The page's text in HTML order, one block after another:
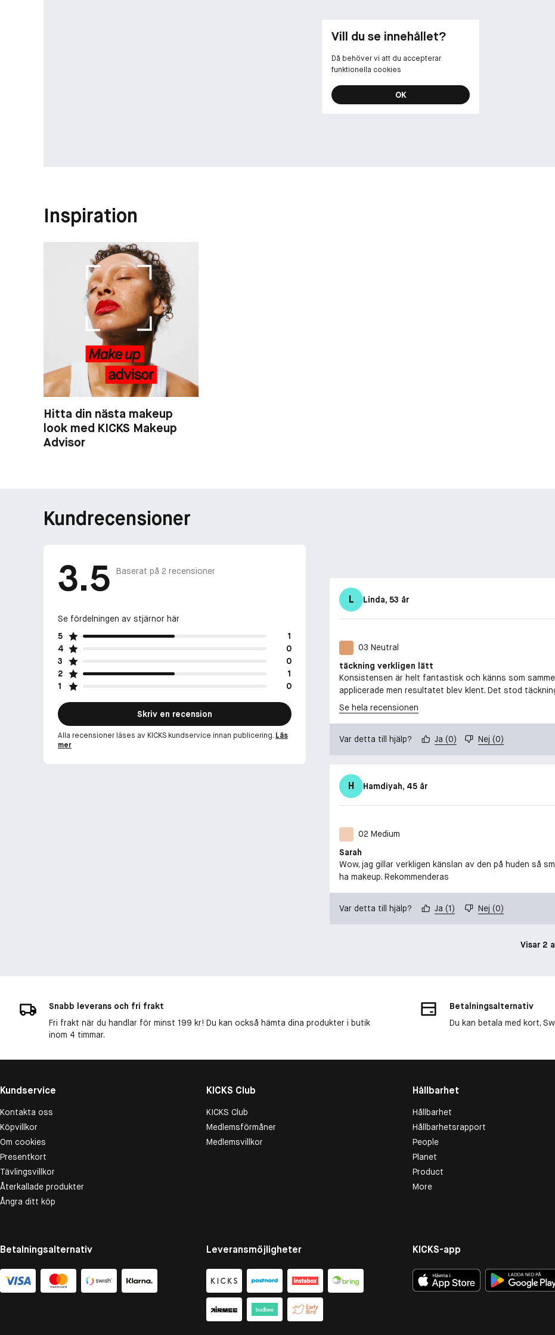
Vill du se innehållet?
Då behöver vi att du accepterar
funktionella cookies
OK
Inspiration
Hitta din nästa makeup
look med KICKS Makeup
Advisor
Kundrecensioner
3.5 Baserat på 2 recensioner
Se fördelningen av stjärnor här
5
1
4
0
3
0
2
1
1
0
Skriv en recension
Alla recensioner läses av KICKS kundservice innan publicering. Läs
mer
L Linda, 53 år
03 Neutral
täckning verkligen lätt
Konsistensen är helt fantastisk och känns som
applicerade men resultatet blev klent. Det stod
Se hela recensionen
Var detta till hjälp? Ja (0) Nej (0)
H Hamdiyah, 45 år
02 Medium
Sarah
Wow, jag gillar verkligen känslan av den på huden så
ha makeup. Rekommenderas
Var detta till hjälp? Ja (1) Nej (0)
Visar 2
Snabb leverans och fri frakt
Fri frakt när du handlar för minst 199 kr! Du kan också hämta dina produkter i butik
inom 4 timmar.
Betalningsalternativ
Du kan betala med kort,
Kundservice
Kontakta oss
Köpvillkor
Om cookies
Presentkort
Tävlingsvillkor
Återkallade produkter
Ångra ditt köp
KICKS Club
KICKS Club
Medlemsförmåner
Medlemsvillkor
Hållbarhet
Hållbarhet
Hållbarhetsrapport
People
Planet
Product
More
Betalningsalternativ Leveransmöjligheter KICKS-app